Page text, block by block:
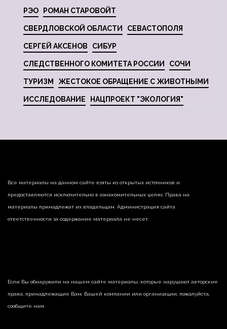
РЭО РОМАН СТАРОВОЙТ
СВЕРДЛОВСКОЙ ОБЛАСТИ СЕВАСТОПОЛЯ
СЕРГЕЙ АКСЕНОВ СИБУР
СЛЕДСТВЕННОГО КОМИТЕТА РОССИИ СОЧИ
ТУРИЗМ ЖЕСТОКОЕ ОБРАЩЕНИЕ С ЖИВОТНЫМИ
ИССЛЕДОВАНИЕ НАЦПРОЕКТ "ЭКОЛОГИЯ"
Все материалы на данном сайте взяты из открытых источников и
предоставляются исключительно в ознакомительных целях. Права на
материалы принадлежат их владельцам. Администрация сайта
ответственности за содержание материала не несет.
Если Вы обнаружили на нашем сайте материалы, которые нарушают авторские
права, принадлежащие Вам, Вашей компании или организации, пожалуйста,
сообщите нам.